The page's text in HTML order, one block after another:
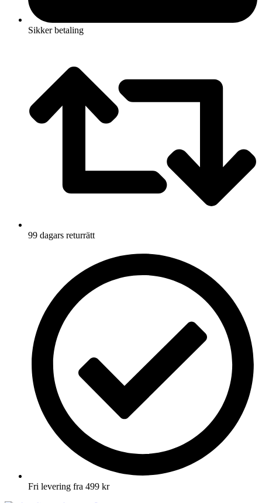
Sikker betaling
99 dagars returrätt
Fri levering fra 499 kr